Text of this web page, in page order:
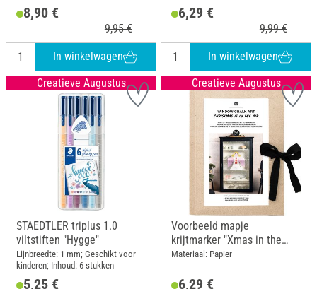
8,90 €
9,95 €
In winkelwagen
6,29 €
9,99 €
In winkelwagen
Creatieve Augustus
STAEDTLER triplus 1.0
viltstiften "Hygge"
Lijnbreedte: 1 mm; Geschikt voor
kinderen; Inhoud: 6 stukken
5,25 €
Creatieve Augustus
Voorbeeld mapje
krijtmarker "Xmas in the
air", 3 vellen
Materiaal: Papier
6,29 €